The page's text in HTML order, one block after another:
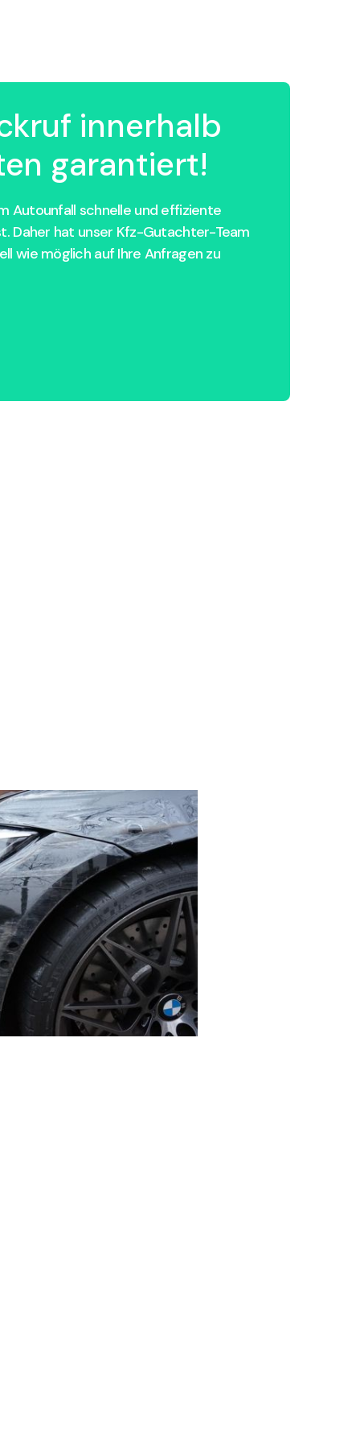
innerhalb
garantiert!
Autounfall schnelle und effiziente
Daher hat unser Kfz-Gutachter-Team
wie möglich auf Ihre Anfragen zu